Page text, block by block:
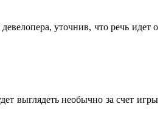
уточнив, что речь идет о
выглядеть необычно за счет игры